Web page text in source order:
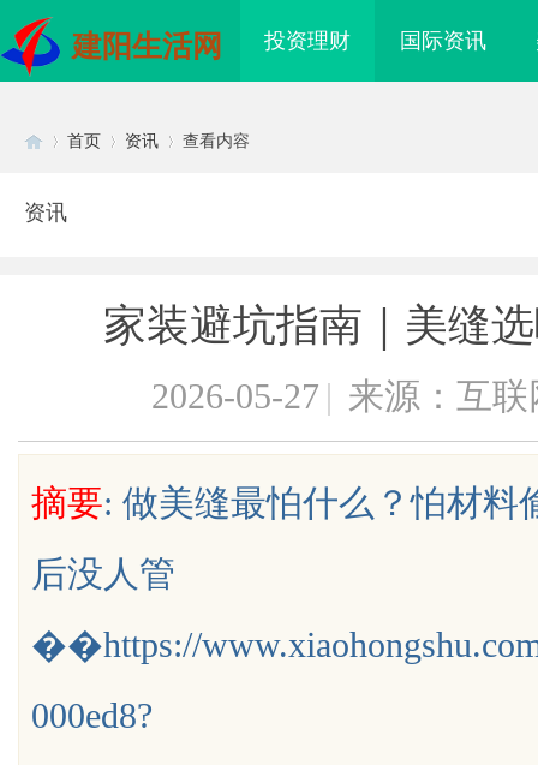
建阳生活网 投资理财 国际资讯
uz
首页 资讯 查看内容
资讯
家装避坑指南｜美缝
2026-05-27 | 来源：互联
摘要: 做美缝最怕什么？怕材料
后没人管
��https://
000ed8?